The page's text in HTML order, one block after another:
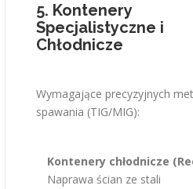
5. Kontenery
Specjalistyczne i
Chłodnicze
Wymagające precyzyjnych
spawania (TIG/MIG):
Kontenery chłodnicze
Naprawa ścian ze stali